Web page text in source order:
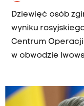
Dziewięć osób
wyniku
Centrum
w obwodzie